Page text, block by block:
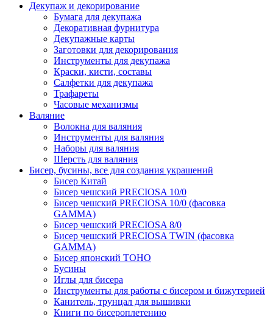
Декупаж и декорирование
Бумага для декупажа
Декоративная фурнитура
Декупажные карты
Заготовки для декорирования
Инструменты для декупажа
Краски, кисти, составы
Салфетки для декупажа
Трафареты
Часовые механизмы
Валяние
Волокна для валяния
Инструменты для валяния
Наборы для валяния
Шерсть для валяния
Бисер, бусины, все для создания украшений
Бисер Китай
Бисер чешский PRECIOSA 10/0
Бисер чешский PRECIOSA 10/0 (фасовка
GAMMA)
Бисер чешский PRECIOSA 8/0
Бисер чешский PRECIOSA TWIN (фасовка
GAMMA)
Бисер японский TOHO
Бусины
Иглы для бисера
Инструменты для работы с бисером и бижутерией
Канитель, трунцал для вышивки
Книги по бисероплетению